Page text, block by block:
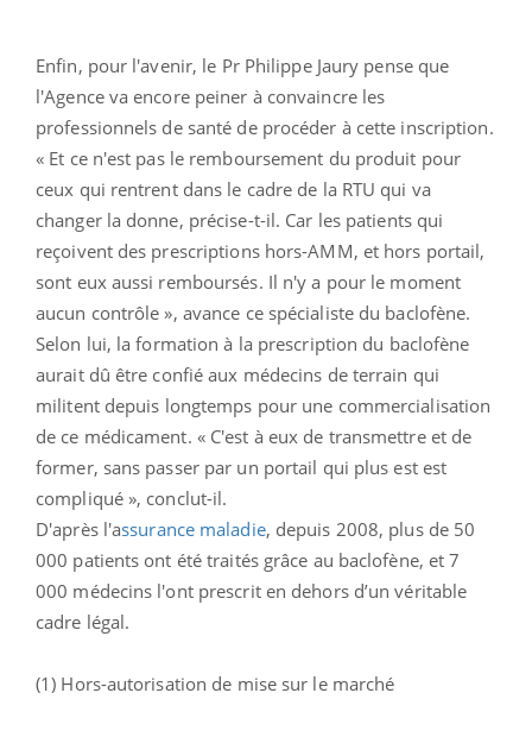
Enfin, pour l'avenir, le Pr Philippe Jaury pense que
l'Agence va encore peiner à convaincre les
professionnels de santé de procéder à cette inscription.
« Et ce n'est pas le remboursement du produit pour
ceux qui rentrent dans le cadre de la RTU qui va
changer la donne, précise-t-il. Car les patients qui
reçoivent des prescriptions hors-AMM, et hors portail,
sont eux aussi remboursés. Il n'y a pour le moment
aucun contrôle », avance ce spécialiste du baclofène.
Selon lui, la formation à la prescription du baclofène
aurait dû être confié aux médecins de terrain qui
militent depuis longtemps pour une commercialisation
de ce médicament. « C'est à eux de transmettre et de
former, sans passer par un portail qui plus est est
compliqué », conclut-il.
D'après l'assurance maladie, depuis 2008, plus de 50
000 patients ont été traités grâce au baclofène, et 7
000 médecins l'ont prescrit en dehors d’un véritable
cadre légal.
(1) Hors-autorisation de mise sur le marché